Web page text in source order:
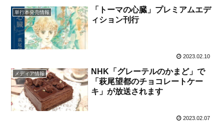
単行本発売情報
「トーマの心臓」プレミアムエデ
ィション刊行
2023.02.10
メディア情報
NHK「グレーテルのかまど」で
「萩尾望都のチョコレートケー
キ」が放送されます
2023.02.07